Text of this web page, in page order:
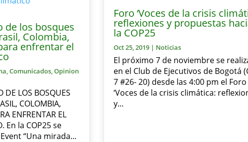
de los bosques
Colombia,
enfrentar el
,Comunicados,Opinion
DE LOS BOSQUES
COLOMBIA,
ENFRENTAR EL
En la COP25 se
“Una mirada...
Foro ‘Voces de la crisis
reflexiones y propuestas
la COP25
Oct 25, 2019| Noticias
El próximo 7 de noviembre se
en el Club de Ejecutivos de Bogotá
7 #26- 20) desde las 4:00 pm el Foro
‘Voces de la crisis climática:
y...